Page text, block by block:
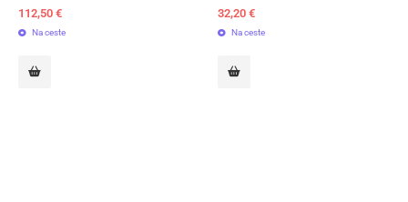
112,50 €
Na ceste
32,20 €
Na ceste